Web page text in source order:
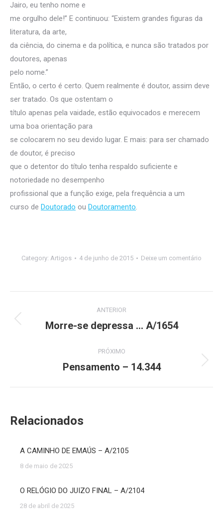
Jairo, eu tenho nome e
me orgulho dele!” E continuou: “Existem grandes figuras da
literatura, da arte,
da ciência, do cinema e da política, e nunca são tratados por
doutores, apenas
pelo nome.”
Então, o certo é certo. Quem realmente é doutor, assim deve
ser tratado. Os que ostentam o
título apenas pela vaidade, estão equivocados e merecem
uma boa orientação para
se colocarem no seu devido lugar. E mais: para ser chamado
de doutor, é preciso
que o detentor do título tenha respaldo suficiente e
notoriedade no desempenho
profissional que a função exige, pela frequência a um
curso de Doutorado ou Doutoramento.
Category: Artigos 4 de junho de 2015 Deixe um comentário
de
ANTERIOR
Post
Morre-se depressa … A/1654
PRÓXIMO
Próximo
Pensamento – 14.344
Relacionados
A CAMINHO DE EMAÚS – A/2105
8 de maio de 2025
O RELÓGIO DO JUIZO FINAL – A/2104
28 de abril de 2025